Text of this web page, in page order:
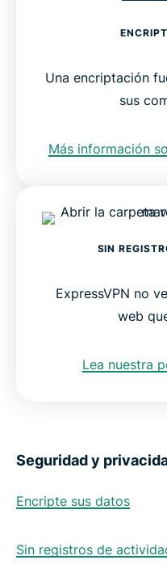
Una encriptación
sus
Más información
SIN
ExpressVPN no
web
Lea nuestra
Seguridad y
Encripte sus datos
Sin registros de